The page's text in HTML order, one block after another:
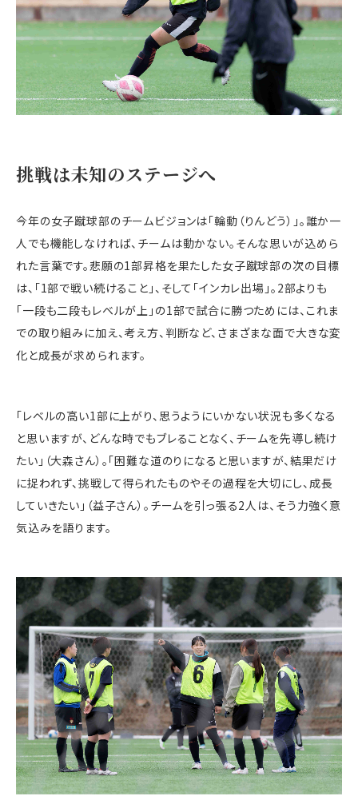
挑戦は未知のステージへ
今年の女子蹴球部のチームビジョンは「輪動（りんどう）」。誰か一
人でも機能しなければ、チームは動かない。そんな思いが込めら
れた言葉です。悲願の1部昇格を果たした女子蹴球部の次の目標
は、「1部で戦い続けること」、そして「インカレ出場」。2部よりも
「一段も二段もレベルが上」の1部で試合に勝つためには、これま
での取り組みに加え、考え方、判断など、さまざまな面で大きな変
化と成長が求められます。
「レベルの高い1部に上がり、思うようにいかない状況も多くなる
と思いますが、どんな時でもブレることなく、チームを先導し続け
たい」（大森さん）。「困難な道のりになると思いますが、結果だけ
に捉われず、挑戦して得られたものやその過程を大切にし、成長
していきたい」（益子さん）。チームを引っ張る2人は、そう力強く意
気込みを語ります。